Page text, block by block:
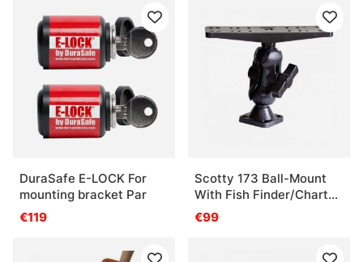
DuraSafe E-LOCK For
mounting bracket Par
€119
Scotty 173 Ball-Mount
With Fish Finder/Chart
Plotter Plate
€99